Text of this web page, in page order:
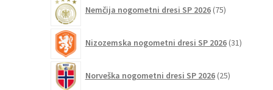
Nemčija nogometni dresi SP 2026 75izdelkov
Nizozemska nogometni dresi SP 2026 31izdelkov
Norveška nogometni dresi SP 2026 25izdelkov